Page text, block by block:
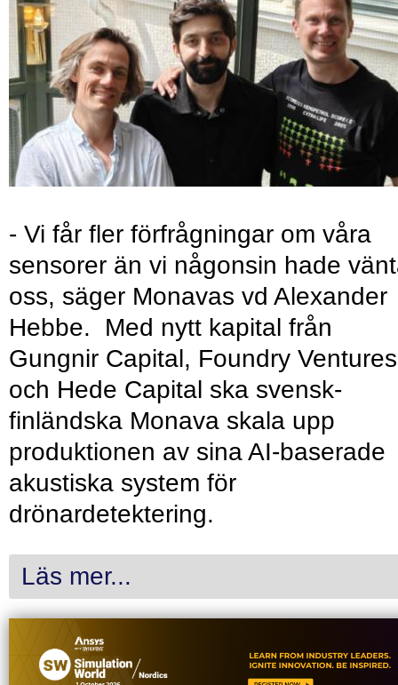
- Vi får fler förfrågningar om våra
sensorer än vi någonsin hade
oss, säger Monavas vd Alexander
Hebbe. Med nytt kapital från
Gungnir Capital, Foundry Ventures
och Hede Capital ska svensk-
finländska Monava skala upp
produktionen av sina AI-baserade
akustiska system för
drönardetektering.
Läs mer...